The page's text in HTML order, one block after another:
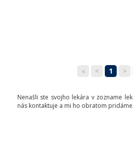
« < 1 >
Nenašli ste svojho lekára v zozname
nás kontaktuje a mi ho obratom pridáme.